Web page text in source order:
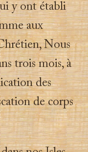
y ont établi
aux
Nous
trois mois, à
des
de corps